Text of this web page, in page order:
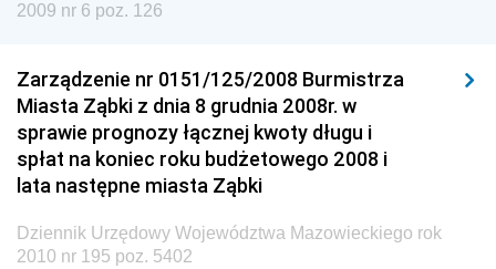
Dziennik Urzędowy Ministra Spraw Zagranicznych
Dziennik Urzędowy Komisji Nadzoru Finansowego
Dziennik Urzędowy Ministerstwa Hutnictwa i
Przemysłu Maszynowego
Dziennik Urzędowy Ministerstwa Zdrowia i Opieki
Społecznej
Dziennik Urzędowy Ministerstwa Rolnictwa, Leśnictwa
2009 nr 6 poz. 126
Zarządzenie nr 0151/125/2008 Burmistrza
Miasta Ząbki z dnia 8 grudnia 2008r. w
sprawie prognozy łącznej kwoty długu i
spłat na koniec roku budżetowego 2008 i
lata następne miasta Ząbki
Dziennik Urzędowy Województwa Mazowieckiego rok
2010 nr 195 poz. 5402